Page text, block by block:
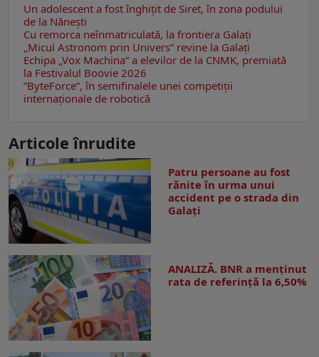
Un adolescent a fost înghițit de Siret, în zona podului
de la Nănești
Cu remorca neînmatriculată, la frontiera Galați
„Micul Astronom prin Univers” revine la Galați
Echipa „Vox Machina” a elevilor de la CNMK, premiată
la Festivalul Boovie 2026
”ByteForce”, în semifinalele unei competiții
internaționale de robotică
Articole înrudite
Patru persoane au fost
rănite în urma unui
accident pe o strada din
Galați
ANALIZĂ. BNR a menținut
rata de referință la 6,50%